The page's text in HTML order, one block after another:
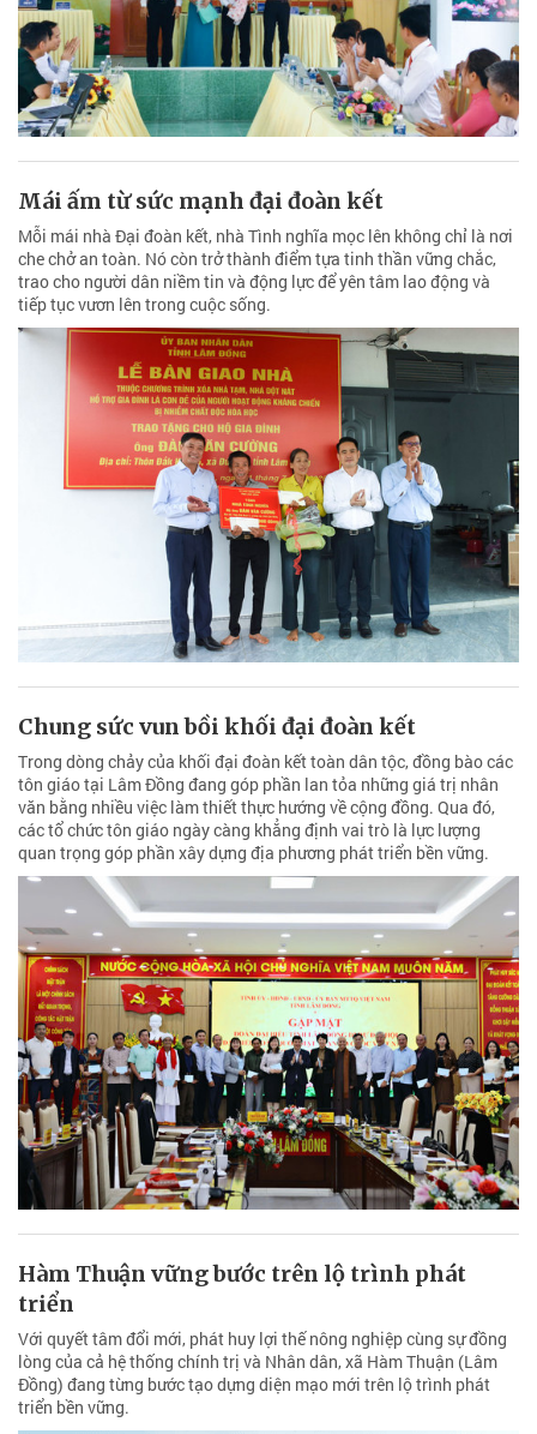
Mái ấm từ sức mạnh đại đoàn kết
Mỗi mái nhà Đại đoàn kết, nhà Tình nghĩa mọc lên không chỉ là nơi
che chở an toàn. Nó còn trở thành điểm tựa tinh thần vững chắc,
trao cho người dân niềm tin và động lực để yên tâm lao động và
tiếp tục vươn lên trong cuộc sống.
Chung sức vun bồi khối đại đoàn kết
Trong dòng chảy của khối đại đoàn kết toàn dân tộc, đồng bào các
tôn giáo tại Lâm Đồng đang góp phần lan tỏa những giá trị nhân
văn bằng nhiều việc làm thiết thực hướng về cộng đồng. Qua đó,
các tổ chức tôn giáo ngày càng khẳng định vai trò là lực lượng
quan trọng góp phần xây dựng địa phương phát triển bền vững.
Hàm Thuận vững bước trên lộ trình phát
triển
Với quyết tâm đổi mới, phát huy lợi thế nông nghiệp cùng sự đồng
lòng của cả hệ thống chính trị và Nhân dân, xã Hàm Thuận (Lâm
Đồng) đang từng bước tạo dựng diện mạo mới trên lộ trình phát
triển bền vững.